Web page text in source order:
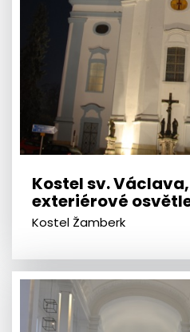
Kostel sv.
exteriérové
Kostel Žamberk